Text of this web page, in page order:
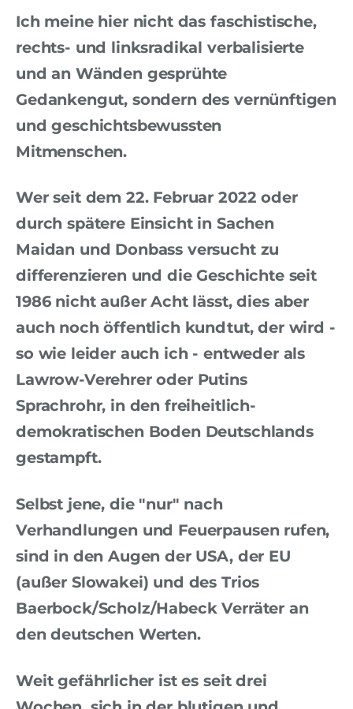
Ich meine hier nicht das faschistische,
rechts- und linksradikal verbalisierte
und an Wänden gesprühte
Gedankengut, sondern des vernünftigen
und geschichtsbewussten
Mitmenschen.
Wer seit dem 22. Februar 2022 oder
durch spätere Einsicht in Sachen
Maidan und Donbass versucht zu
differenzieren und die Geschichte seit
1986 nicht außer Acht lässt, dies aber
auch noch öffentlich kundtut, der wird -
so wie leider auch ich - entweder als
Lawrow-Verehrer oder Putins
Sprachrohr, in den freiheitlich-
demokratischen Boden Deutschlands
gestampft.
Selbst jene, die "nur" nach
Verhandlungen und Feuerpausen rufen,
sind in den Augen der USA, der EU
(außer Slowakei) und des Trios
Baerbock/Scholz/Habeck Verräter an
den deutschen Werten.
Weit gefährlicher ist es seit drei